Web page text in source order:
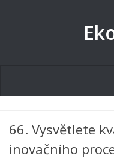
Tematické okruhy
Angličtina
66. Vysvětlete
inovačního